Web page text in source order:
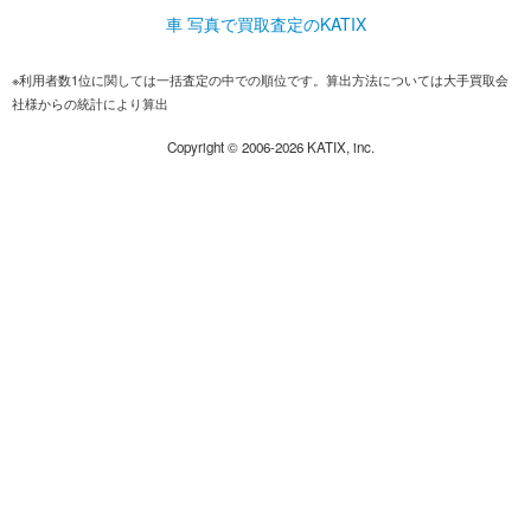
車 写真で買取査定のKATIX
※利用者数1位に関しては一括査定の中での順位です。算出方法については大手買取会
社様からの統計により算出
Copyright ©2006-2026KATIX, inc.